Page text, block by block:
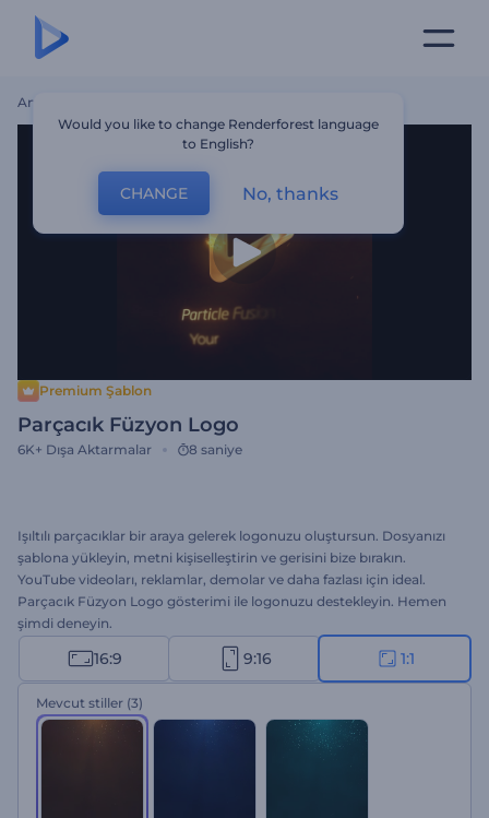
Ana Sayfa
Premium Şablon
Parçacık Füzyon Logo
6K+ Dışa Aktarmalar 8 saniye
Işıltılı parçacıklar bir araya gelerek logonuzu oluştursun. Dosyanızı
şablona yükleyin, metni kişiselleştirin ve gerisini bize bırakın.
YouTube videoları, reklamlar, demolar ve daha fazlası için ideal.
Parçacık Füzyon Logo gösterimi ile logonuzu destekleyin. Hemen
şimdi deneyin.
16:9 9:16 1:1
Mevcut stiller (3)
Would you like to change Renderforest language
to English?
CHANGE No, thanks